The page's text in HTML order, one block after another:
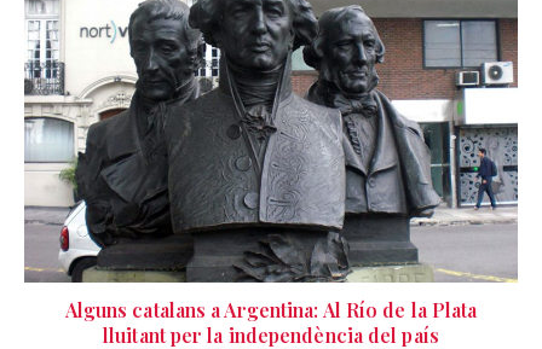
Alguns catalans a Argentina: Al Río de la Plata
lluitant per la independència del país